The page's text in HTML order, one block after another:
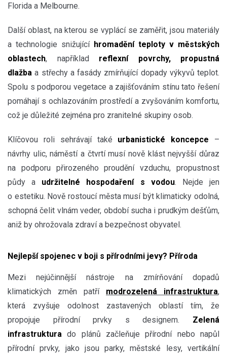
Florida a Melbourne.
Další oblast, na kterou se vyplácí se zaměřit, jsou materiály
a technologie snižující hromadění teploty v městských
oblastech, například reflexní povrchy, propustná
dlažbaa střechy a fasády zmírňující dopady výkyvů teplot.
Spolu s podporou vegetace a zajišťováním stínu tato řešení
pomáhají s ochlazováním prostředí a zvyšováním komfortu,
což je důležité zejména pro zranitelné skupiny osob.
Klíčovou roli sehrávají také urbanistické koncepce –
návrhy ulic, náměstí a čtvrtí musí nově klást nejvyšší důraz
na podporu přirozeného proudění vzduchu, propustnost
půdy a udržitelné hospodaření s vodou. Nejde jen
o estetiku. Nově rostoucí města musí být klimaticky odolná,
schopná čelit vlnám veder, období sucha i prudkým dešťům,
aniž by ohrožovala zdraví a bezpečnost obyvatel.
Nejlepší spojenec v boji s přírodními jevy? Příroda
Mezi nejúčinnější nástroje na zmírňování dopadů
klimatických změn patří modrozelená infrastruktura,
která zvyšuje odolnost zastavených oblastí tím, že
propojuje přírodní prvky s designem. Zelená
infrastruktura do plánů začleňuje přírodní nebo napůl
přírodní prvky, jako jsou parky, městské lesy, vertikální